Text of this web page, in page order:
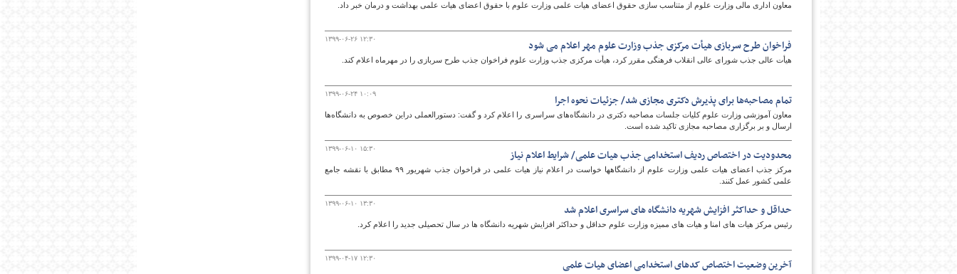
معاون اداری مالی وزارت علوم از متناسب سازی حقوق اعضای هیات علمی وزارت علوم با حقوق اعضای هیات علمی بهداشت و درمان خبر داد.
۱۳۹۹-۰۶-۲۶ ۱۲:۳۰ فراخوان طرح سربازی هیأت مرکزی جذب وزارت علوم مهر اعلام می شود
هیأت عالی جذب شورای عالی انقلاب فرهنگی مقرر کرد، هیأت مرکزی جذب وزارت علوم فراخوان جذب طرح سربازی را در مهرماه اعلام کند.
۱۳۹۹-۰۶-۲۴ ۱۰:۰۹ تمام مصاحبه‌ها برای پذیرش دکتری مجازی شد/ جزئیات نحوه اجرا
معاون آموزشی وزارت علوم کلیات جلسات مصاحبه دکتری در دانشگاه‌های سراسری را اعلام کرد و گفت: دستورالعملی دراین خصوص به دانشگاه‌ها
ارسال و بر برگزاری مصاحبه مجازی تاکید شده است.
۱۳۹۹-۰۶-۱۰ ۱۵:۳۰ محدودیت در اختصاص ردیف استخدامی جذب هیات علمی/ شرایط اعلام نیاز
مرکز جذب اعضای هیات علمی وزارت علوم از دانشگاهها خواست در اعلام نیاز هیات علمی در فراخوان جذب شهریور ۹۹ مطابق با نقشه جامع
علمی کشور عمل کنند.
۱۳۹۹-۰۶-۱۰ ۱۳:۳۰ حداقل و حداکثر افزایش شهریه دانشگاه های سراسری اعلام شد
رئیس مرکز هیات های امنا و هیات های ممیزه وزارت علوم حداقل و حداکثر افزایش شهریه دانشگاه ها در سال تحصیلی جدید را اعلام کرد.
۱۳۹۹-۰۴-۱۷ ۱۲:۳۰ آخرین وضعیت اختصاص کدهای استخدامی اعضای هیات علمی